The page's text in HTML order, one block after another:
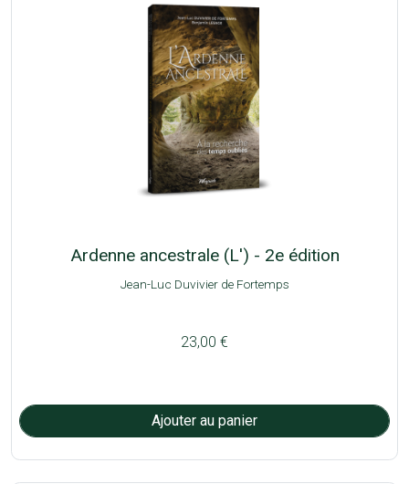
Ardenne ancestrale (L') - 2e édition
Jean-Luc Duvivier de Fortemps
23,00 €